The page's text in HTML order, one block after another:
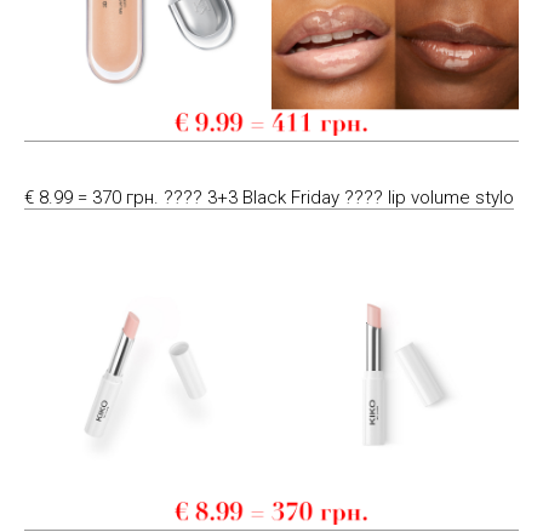
€ 8.99 = 370 грн. ???? 3+3 Black Friday ???? lip volume stylo